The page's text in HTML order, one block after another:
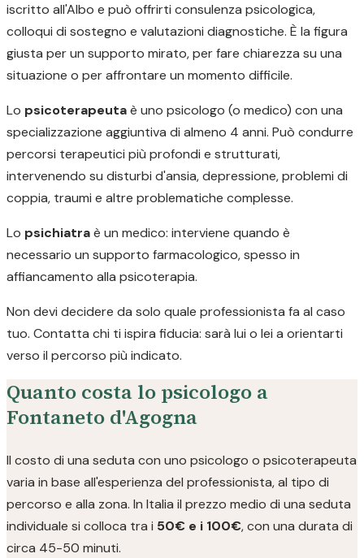
iscritto all'Albo e può offrirti consulenza psicologica,
colloqui di sostegno e valutazioni diagnostiche. È la figura
giusta per un supporto mirato, per fare chiarezza su una
situazione o per affrontare un momento difficile.
Lo psicoterapeutaè uno psicologo (o medico) con una
specializzazione aggiuntiva di almeno 4 anni. Può condurre
percorsi terapeutici più profondi e strutturati,
intervenendo su disturbi d'ansia, depressione, problemi di
coppia, traumi e altre problematiche complesse.
Lo psichiatraè un medico: interviene quando è
necessario un supporto farmacologico, spesso in
affiancamento alla psicoterapia.
Non devi decidere da solo quale professionista fa al caso
tuo. Contatta chi ti ispira fiducia: sarà lui o lei a orientarti
verso il percorso più indicato.
Quanto costa lo psicologo a
Fontaneto d'Agogna
Il costo di una seduta con uno psicologo o psicoterapeuta
varia in base all'esperienza del professionista, al tipo di
percorso e alla zona. In Italia il prezzo medio di una seduta
individuale si colloca tra i 50€ e i 100€, con una durata di
circa 45-50 minuti.